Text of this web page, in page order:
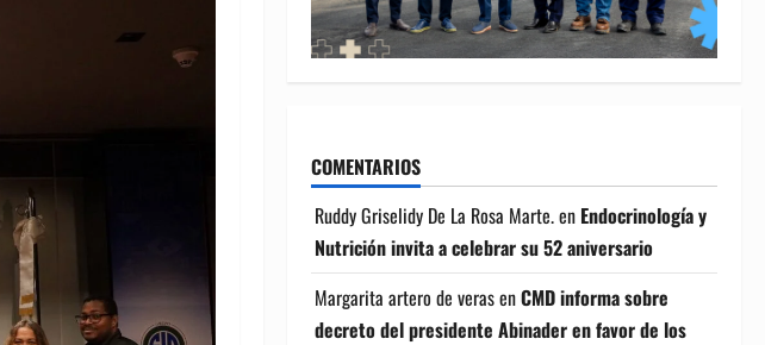
COMENTARIOS
Ruddy Griselidy De La Rosa Marte.en Endocrinología y
Nutrición invita a celebrar su 52 aniversario
Margarita artero de verasenCMD informa sobre
decreto del presidente Abinader en favor de los